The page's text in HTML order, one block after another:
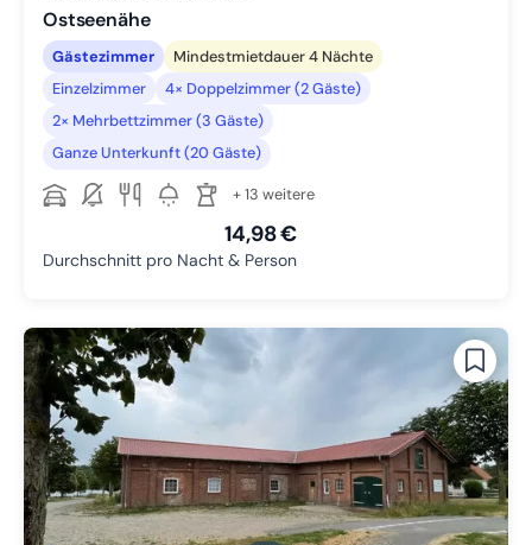
Ostseenähe
Gästezimmer
Mindestmietdauer 4 Nächte
Einzelzimmer
4× Doppelzimmer (2 Gäste)
2× Mehrbettzimmer (3 Gäste)
Ganze Unterkunft (20 Gäste)
+ 13 weitere
14,98 €
Durchschnitt pro Nacht & Person